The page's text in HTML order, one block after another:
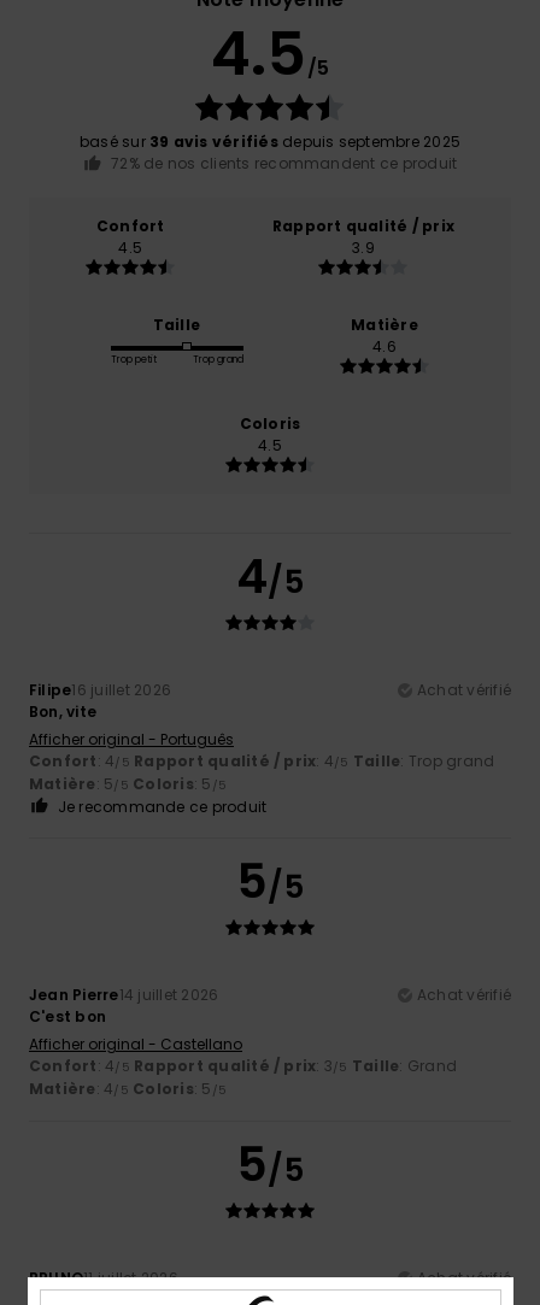
4.5 /5
basé sur 39 avis vérifiésdepuis septembre 2025
72% de nos clients recommandent ce produit
Confort
4.5
Rapport qualité / prix
3.9
Taille
Trop petit Trop grand
Matière
4.6
Coloris
4.5
4/5
Filipe16 juillet 2026
Achat vérifié
Bon, vite
Afficher original - Português
Confort: 4/5 Rapport qualité / prix: 4/5 Taille: Trop grand
Matière: 5/5 Coloris: 5 /5
Je recommande ce produit
5/5
Jean Pierre14 juillet 2026
Achat vérifié
C'est bon
Afficher original - Castellano
Confort: 4/5 Rapport qualité / prix: 3/5 Taille: Grand
Matière: 4/5 Coloris: 5 /5
5/5
BRUNO11 juillet 2026
Achat vérifié